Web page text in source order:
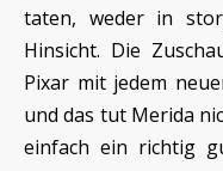
taten, weder in
Hinsicht. Die
Pixar mit jedem
und das tut Merida
einfach ein richtig